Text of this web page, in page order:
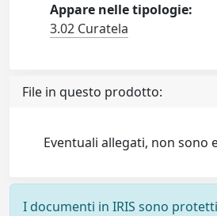
Appare nelle tipologie:
3.02 Curatela
File in questo prodotto:
Eventuali allegati, non sono
I documenti in IRIS sono